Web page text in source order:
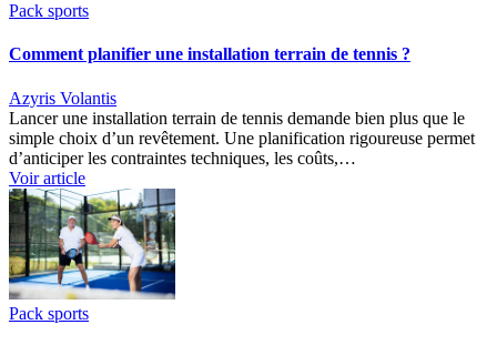
Pack sports
Comment planifier une installation terrain de tennis ?
Azyris Volantis
Lancer une installation terrain de tennis demande bien plus que le
simple choix d’un revêtement. Une planification rigoureuse permet
d’anticiper les contraintes techniques, les coûts,…
Voir article
Pack sports